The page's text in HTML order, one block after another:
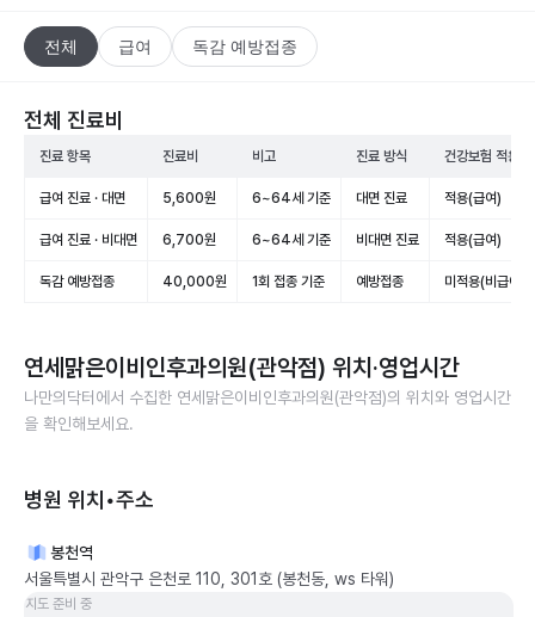
전체 급여 독감 예방접종
전체 진료비
진료 항목 진료비 비고 진료 방식 건강보험 적용
급여 진료 · 대면 5,600원 6~64세 기준 대면 진료 적용(급여)
급여 진료 · 비대면 6,700원 6~64세 기준 비대면 진료 적용(급여)
독감 예방접종 40,000원 1회 접종 기준 예방접종 미적용(비급여)
연세맑은이비인후과의원(관악점) 위치·영업시간
나만의닥터에서 수집한 연세맑은이비인후과의원(관악점)의 위치와 영업시간
을 확인해보세요.
병원 위치•주소
봉천역
서울특별시 관악구 은천로 110, 301호 (봉천동, ws 타워)
지도 준비 중